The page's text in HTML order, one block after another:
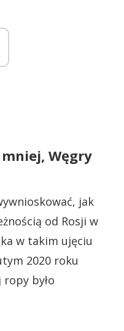
Węgry
jak
od Rosji w
w takim ujęciu
2020 roku
było